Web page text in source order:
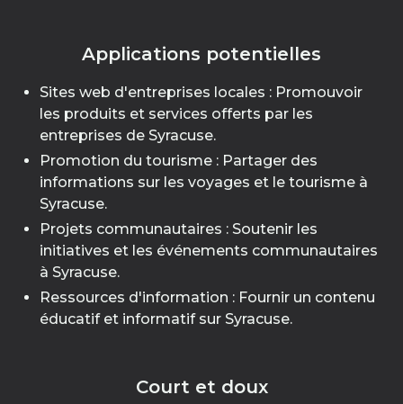
Applications potentielles
Sites web d'entreprises locales : Promouvoir
les produits et services offerts par les
entreprises de Syracuse.
Promotion du tourisme : Partager des
informations sur les voyages et le tourisme à
Syracuse.
Projets communautaires : Soutenir les
initiatives et les événements communautaires
à Syracuse.
Ressources d'information : Fournir un contenu
éducatif et informatif sur Syracuse.
Court et doux